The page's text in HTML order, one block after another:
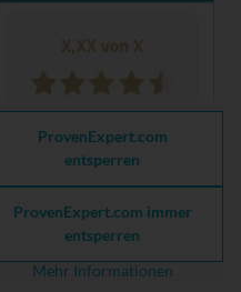
How
eBooks, Checklisten
gratis anfordern
White Paper meldest du dich zu
ProvenExpert.com
entsperren
ProvenExpert.com immer
entsperren
Mehr Informationen